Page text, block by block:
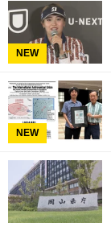
NEW
NEW